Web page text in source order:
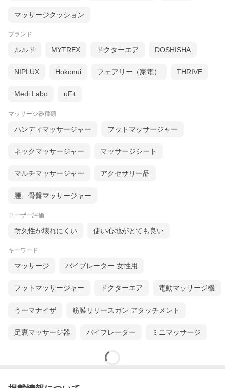
マッサージクッション
ブランド
ルルド MYTREX ドクターエア DOSHISHA
NIPLUX Hokonui フェアリー（家電） THRIVE
Medi Labo uFit
マッサージ器種類
ハンディマッサージャー フットマッサージャー
ネックマッサージャー マッサージシート
マルチマッサージャー アクセサリー品
腰、骨盤マッサージャー
ユーザー評価
耐久性が壊れにくい 使い心地がとても良い
キーワード
マッサージ バイブレーター 女性用
フットマッサージャー ドクターエア 電動マッサージ機
うーマナイザ 筋膜リリースガン アタッチメント
足裏マッサージ器 バイブレーター ミニマッサージ